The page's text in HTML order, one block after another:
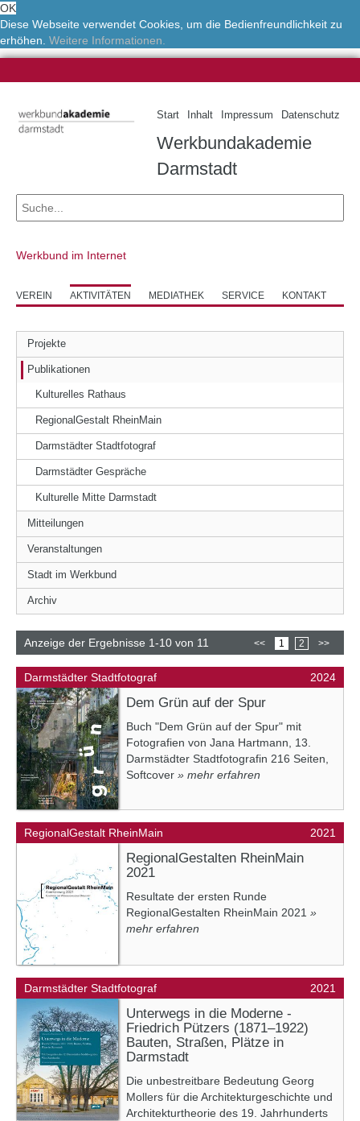
OK
Diese Webseite verwendet Cookies, um die Bedienfreundlichkeit zu
erhöhen. Weitere Informationen.
Start Inhalt Impressum Datenschutz
Werkbundakademie
Darmstadt
Werkbund im Internet
VEREIN AKTIVITÄTEN MEDIATHEK SERVICE KONTAKT
Projekte
Publikationen
Kulturelles Rathaus
RegionalGestalt RheinMain
Darmstädter Stadtfotograf
Darmstädter Gespräche
Kulturelle Mitte Darmstadt
Mitteilungen
Veranstaltungen
Stadt im Werkbund
Archiv
Anzeige der Ergebnisse 1-10 von 11 << 1 2 >>
Darmstädter Stadtfotograf 2024
Dem Grün auf der Spur
Buch "Dem Grün auf der Spur" mit
Fotografien von Jana Hartmann, 13.
Darmstädter Stadtfotografin 216 Seiten,
Softcover » mehr erfahren
RegionalGestalt RheinMain 2021
RegionalGestalten RheinMain
2021
Resultate der ersten Runde
RegionalGestalten RheinMain 2021 »
mehr erfahren
Darmstädter Stadtfotograf 2021
Unterwegs in die Moderne -
Friedrich Pützers (1871–1922)
Bauten, Straßen, Plätze in
Darmstadt
Die unbestreitbare Bedeutung Georg
Mollers für die Architekturgeschichte und
Architekturtheorie des 19. Jahrhunderts